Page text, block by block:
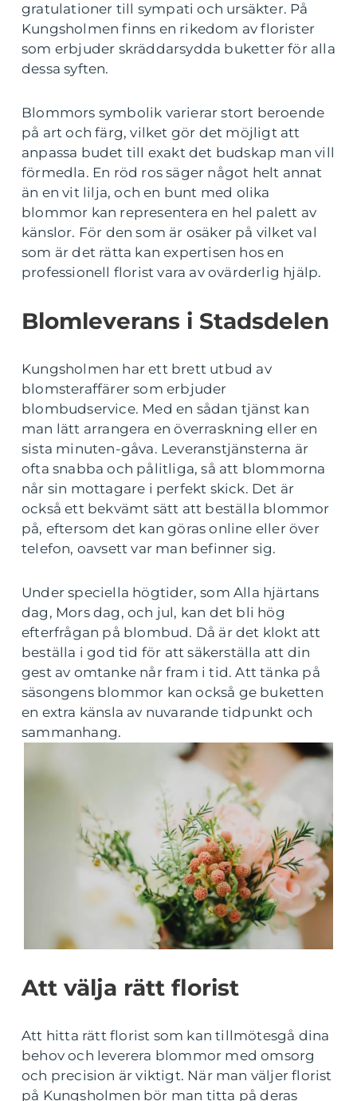
gratulationer till sympati och ursäkter. På
Kungsholmen finns en rikedom av florister
som erbjuder skräddarsydda buketter för alla
dessa syften.
Blommors symbolik varierar stort beroende
på art och färg, vilket gör det möjligt att
anpassa budet till exakt det budskap man vill
förmedla. En röd ros säger något helt annat
än en vit lilja, och en bunt med olika
blommor kan representera en hel palett av
känslor. För den som är osäker på vilket val
som är det rätta kan expertisen hos en
professionell florist vara av ovärderlig hjälp.
Blomleverans i Stadsdelen
Kungsholmen har ett brett utbud av
blomsteraffärer som erbjuder
blombudservice. Med en sådan tjänst kan
man lätt arrangera en överraskning eller en
sista minuten-gåva. Leveranstjänsterna är
ofta snabba och pålitliga, så att blommorna
når sin mottagare i perfekt skick. Det är
också ett bekvämt sätt att beställa blommor
på, eftersom det kan göras online eller över
telefon, oavsett var man befinner sig.
Under speciella högtider, som Alla hjärtans
dag, Mors dag, och jul, kan det bli hög
efterfrågan på blombud. Då är det klokt att
beställa i god tid för att säkerställa att din
gest av omtanke når fram i tid. Att tänka på
säsongens blommor kan också ge buketten
en extra känsla av nuvarande tidpunkt och
sammanhang.
Att välja rätt florist
Att hitta rätt florist som kan tillmötesgå dina
behov och leverera blommor med omsorg
och precision är viktigt. När man väljer florist
på Kungsholmen bör man titta på deras